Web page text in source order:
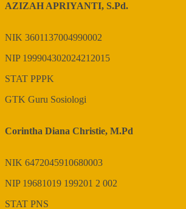
AZIZAH APRIYANTI, S.Pd.
NIK 3601137004990002
NIP 199904302024212015
STAT PPPK
GTK Guru Sosiologi
Corintha Diana Christie, M.Pd
NIK 6472045910680003
NIP 19681019 199201 2 002
STAT PNS